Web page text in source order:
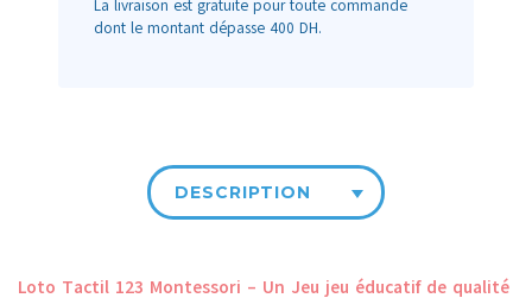
La livraison est gratuite pour toute commande
dont le montant dépasse 400 DH.
DESCRIPTION
Loto Tactil 123 Montessori – Un Jeu jeu éducatif de qualité